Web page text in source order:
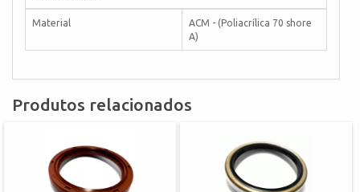
Material
ACM - (Poliacrílica 70 shore
A)
Produtos relacionados